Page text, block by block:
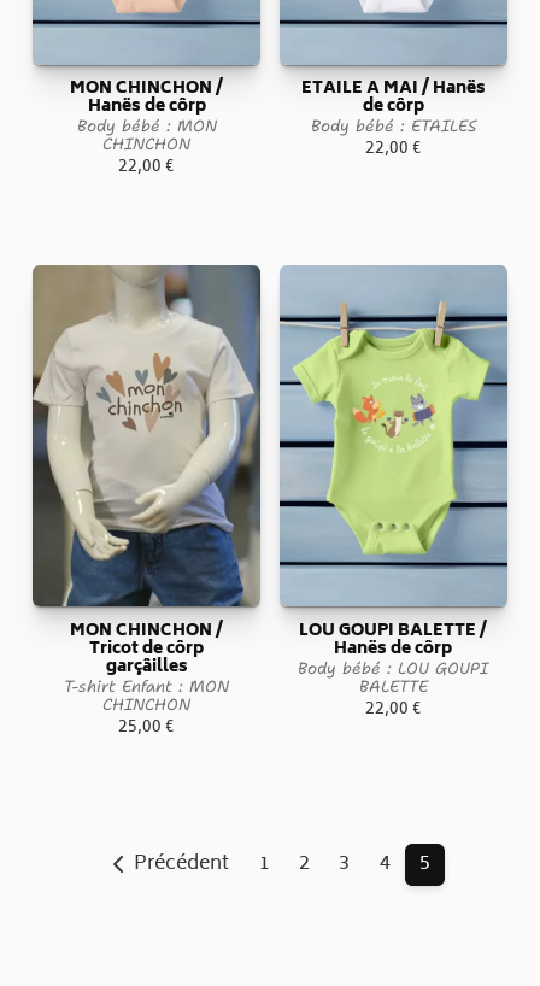
MON CHINCHON /
Hanës de côrp
Body bébé : MON
CHINCHON
22,00€
ETAILE A MAI / Hanës
de côrp
Body bébé : ETAILES
22,00€
MON CHINCHON /
Tricot de côrp
garçâilles
T-shirt Enfant : MON
CHINCHON
25,00€
LOU GOUPI BALETTE /
Hanës de côrp
Body bébé : LOU GOUPI
BALETTE
22,00€
Précédent 1 2 3 4 5